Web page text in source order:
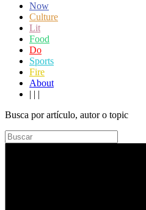
Now
Culture
Lit
Food
Do
Sports
Fire
About
| | |
Busca por artículo, autor o topic